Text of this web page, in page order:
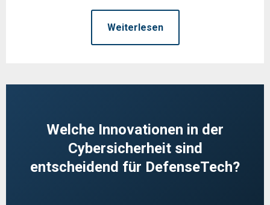
Weiterlesen
Welche Innovationen in der
Cybersicherheit sind
entscheidend für DefenseTech?